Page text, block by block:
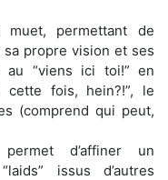
permettant de
sa propre vision et ses
au “viens ici toi!” en
cette fois, hein?!”, le
(comprend qui peut,
d’affiner un
issus d’autres